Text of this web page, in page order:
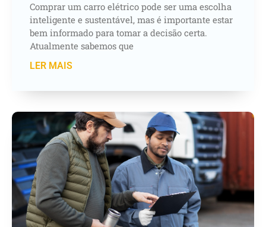
Comprar um carro elétrico pode ser uma escolha
inteligente e sustentável, mas é importante estar
bem informado para tomar a decisão certa.
Atualmente sabemos que
LER MAIS